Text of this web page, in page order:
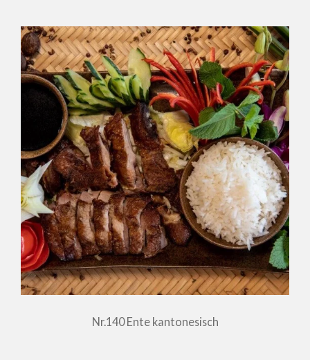
Nr.140 Ente kantonesisch